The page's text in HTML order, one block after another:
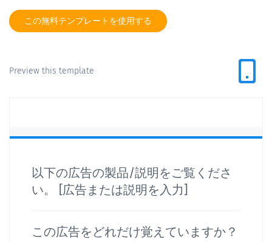
この無料テンプレートを使用する
Preview this template